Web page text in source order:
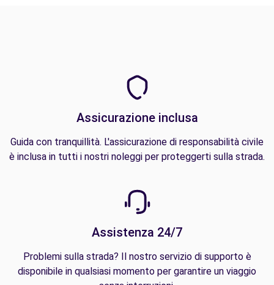
Assicurazione inclusa
Guida con tranquillità. L'assicurazione di responsabilità civile
è inclusa in tutti i nostri noleggi per proteggerti sulla strada.
Assistenza 24/7
Problemi sulla strada? Il nostro servizio di supporto è
disponibile in qualsiasi momento per garantire un viaggio